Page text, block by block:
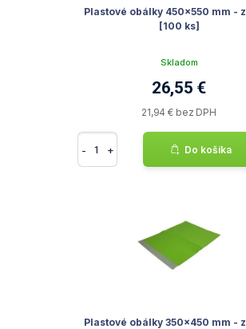
Plastové obálky 450x550 mm -
[100 ks]
Skladom
26,55 €
21,94 € bez DPH
- + Do košíka
Plastové obálky 350x450 mm -